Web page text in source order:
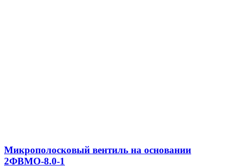
Микрополосковый вентиль на основании
2ФВМO-8.0-1